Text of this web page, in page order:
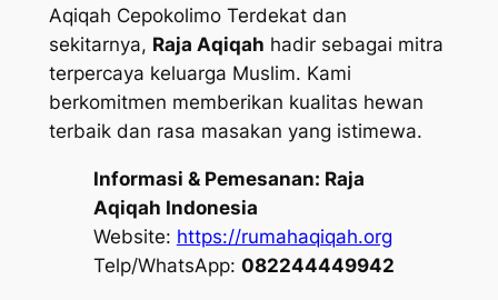
Aqiqah Cepokolimo Terdekat dan
sekitarnya, Raja Aqiqah hadir sebagai mitra
terpercaya keluarga Muslim. Kami
berkomitmen memberikan kualitas hewan
terbaik dan rasa masakan yang istimewa.
Informasi & Pemesanan: Raja
Aqiqah Indonesia
Website: https://rumahaqiqah.org
Telp/WhatsApp: 082244449942